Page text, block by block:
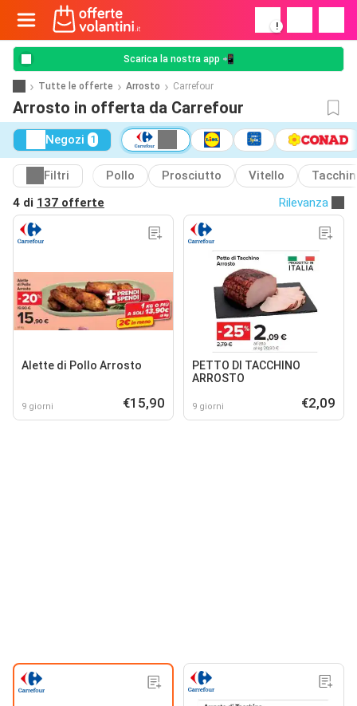
!
Scarica la nostra app 📲
Tutte le offerte Arrosto Carrefour
Arrosto in offerta da Carrefour
Negozi 1
Filtri Pollo Prosciutto Vitello
4 di 137 offerte Rilevanza
Alette di Pollo Arrosto
9 giorni €15,90
PETTO DI TACCHINO
ARROSTO
9 giorni €2,09